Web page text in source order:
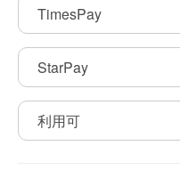
TimesPay
StarPay
利用可